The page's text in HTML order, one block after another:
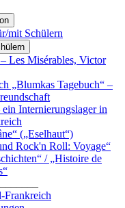
mit Schülern
Les Misérables, Victor
„Blumkas Tagebuch“ –
ein Internierungslager in
(„Eselhaut“)
Rock'n Roll: Voyage“
/ „Histoire de
Frankreich